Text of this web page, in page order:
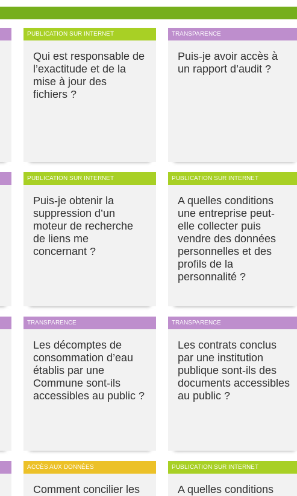
PUBLICATION SUR INTERNET
Qui est responsable de
l’exactitude et de la
mise à jour des
fichiers ?
TRANSPARENCE
Puis-je avoir accès à
un rapport d’audit ?
PUBLICATION SUR INTERNET
Puis-je obtenir la
suppression d’un
moteur de recherche
de liens me
concernant ?
PUBLICATION SUR INTERNET
A quelles conditions
une entreprise peut-
elle collecter puis
vendre des données
personnelles et des
profils de la
personnalité ?
TRANSPARENCE
Les décomptes de
consommation d’eau
établis par une
Commune sont-ils
accessibles au public ?
TRANSPARENCE
Les contrats conclus
par une institution
publique sont-ils des
documents accessibles
au public ?
ACCÈS AUX DONNÉES
Comment concilier les
PUBLICATION SUR INTERNET
A quelles conditions